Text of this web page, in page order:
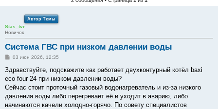
Автор Темы
Stas_tvr
Новичок
Система ГВС при низком давлении воды
С
о
б
щ
е
и
е
03 июн 2026, 12:35
Здравствуйте, подскажите как работает двухконтурный котёл baxi
eco four 24 при низком давлении воды?
Сейчас стоит проточный газовый водонагреватель и из-за низкого
давления воды либо перегревает её и уходит в аварию, либо
начинаются качели холодно-горячо. По совету специалистов